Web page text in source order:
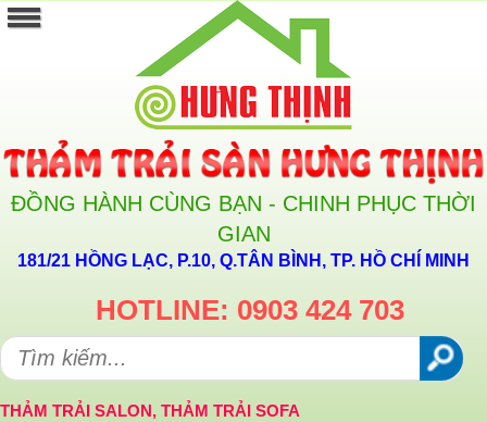
ĐỒNG HÀNH CÙNG BẠN - CHINH PHỤC THỜI
GIAN
181/21 HỒNG LẠC, P.10, Q.TÂN BÌNH, TP. HỒ CHÍ MINH
HOTLINE: 0903 424 703
THẢM TRẢI SALON, THẢM TRẢI SOFA